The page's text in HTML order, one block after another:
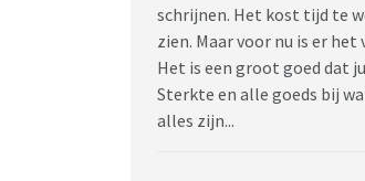
schrijnen. Het kost tijd te
zien. Maar voor nu is er het
Het is een groot goed dat
Sterkte en alle goeds bij
alles zijn...